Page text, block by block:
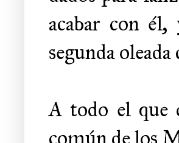
acabar con él,
segunda
A todo el que
común de los